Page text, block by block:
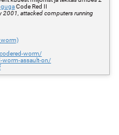
Code Red II
2001, attacked computers running
worm/
worm-assault-on/